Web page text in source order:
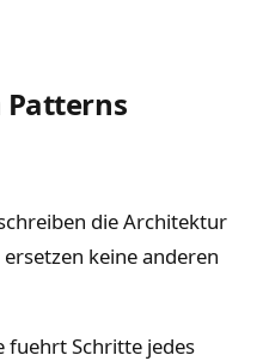
Patterns
die Architektur
keine anderen
fuehrt Schritte jedes